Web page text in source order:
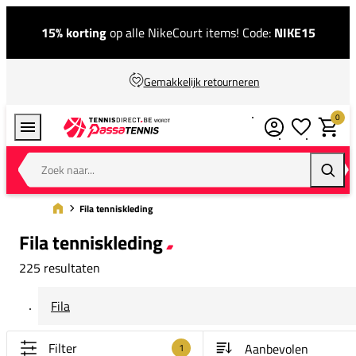
15% kortingop alle NikeCourt items! Code: NIKE15
Gemakkelijk retourneren
Zoek naar...
0
Fila tenniskleding
Fila tenniskleding
225 resultaten
Fila
Filter 1